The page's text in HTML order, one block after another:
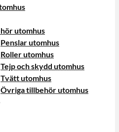
utomhus
Penslar utomhus
Roller utomhus
Tejp och skydd utomhus
Tvätt utomhus
Övriga tillbehör utomhus